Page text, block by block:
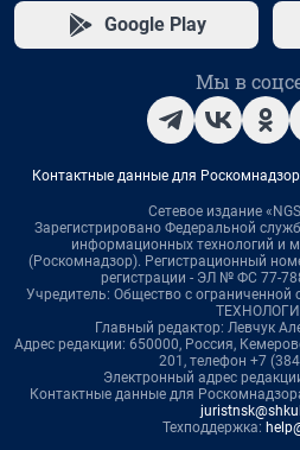
Google Play
Мы в
Контактные данные для
Сетевое издание
Зарегистрировано Федеральной
информационных технологий и
(Роскомнадзор). Регистрационный
регистрации - ЭЛ № ФС 77-
Учредитель: Общество с
Главный редактор: Левчук
Адрес редакции: 650000, Россия,
201, телефон +7
Электронный адрес
Контактные данные для
Техподдержка: